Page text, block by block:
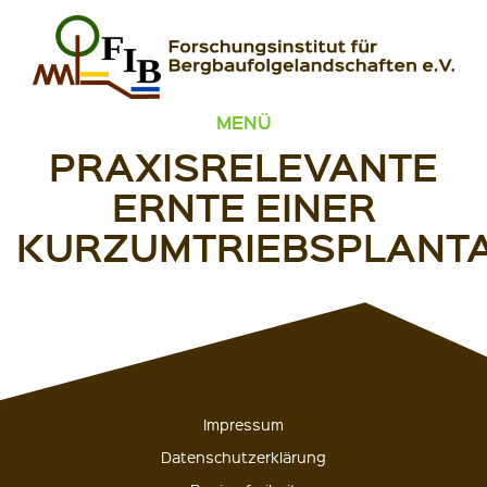
Zum Inhalt springen
FIB – Forschungsinstitut für Bergbaufolgelandschaften
MENÜ
PRAXISRELEVANTE
ERNTE EINER
Impressum
Datenschutzerklärung